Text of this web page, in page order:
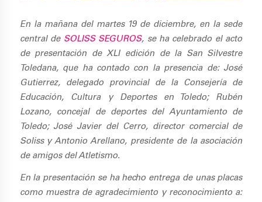
En la mañana del martes 19 de diciembre, en la sede
central de SOLISS SEGUROS, se ha celebrado el acto
de presentación de XLI edición de la San Silvestre
Toledana, que ha contado con la presencia de: José
Gutierrez, delegado provincial de la Consejería de
Educación, Cultura y Deportes en Toledo; Rubén
Lozano, concejal de deportes del Ayuntamiento de
Toledo; José Javier del Cerro, director comercial de
Soliss y Antonio Arellano, presidente de la asociación
de amigos del Atletismo.
En la presentación se ha hecho entrega de unas placas
como muestra de agradecimiento y reconocimiento a: